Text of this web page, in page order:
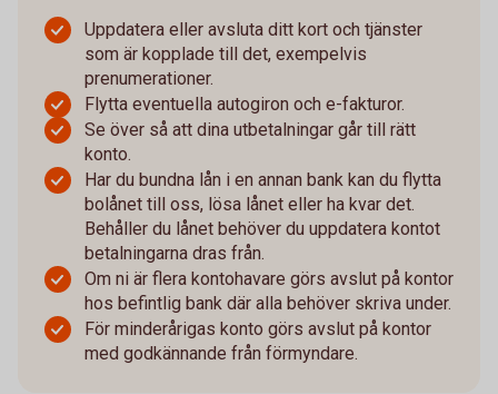
Uppdatera eller avsluta ditt kort och tjänster
som är kopplade till det, exempelvis
prenumerationer.
Flytta eventuella autogiron och e-fakturor.
Se över så att dina utbetalningar går till rätt
konto.
Har du bundna lån i en annan bank kan du flytta
bolånet till oss, lösa lånet eller ha kvar det.
Behåller du lånet behöver du uppdatera kontot
betalningarna dras från.
Om ni är flera kontohavare görs avslut på kontor
hos befintlig bank där alla behöver skriva under.
För minderårigas konto görs avslut på kontor
med godkännande från förmyndare.